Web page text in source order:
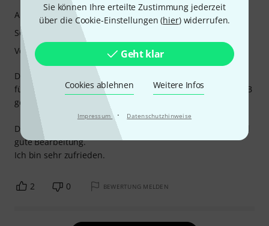
Sie können Ihre erteilte Zustimmung jederzeit
über die Cookie-Einstellungen (hier) widerrufen.
Geht klar
Cookies ablehnen Weitere Infos
Impressum · Datenschutzhinweise
Die Blätter VANDOREN CLASSIC BLAU 1,5 habe ich speziell
fürs Mundstück VANDOREN PROFILE 88 BB-KLARINETTE 5 JB
gekauft. Die passen sehr gut zusammen.
Die Blätter haben sehr breiten Sound, hohe Flexibilität und
gute Bearbeitung.
Ich bin sehr zufrieden.
Ansprache
Sound
Verarbeitung
2 0 BEWERTUNG MELDEN